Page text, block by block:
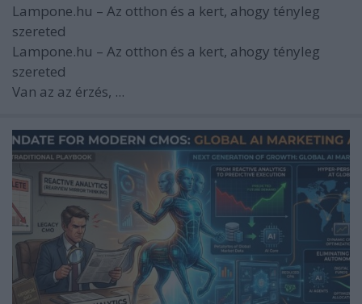
Lampone.hu – Az otthon és a kert, ahogy tényleg
szereted
Lampone.hu – Az otthon és a kert, ahogy tényleg
szereted
Van az az érzés, ...